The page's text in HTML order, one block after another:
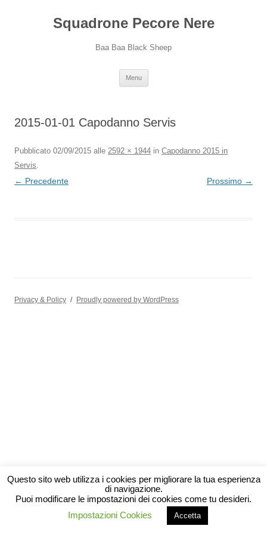
Squadrone Pecore Nere
Baa Baa Black Sheep
Menu
2015-01-01 Capodanno Servis
Pubblicato 02/09/2015 alle 2592 × 1944 in Capodanno 2015 in
Servis.
← Precedente Prossimo →
Privacy & Policy Proudly powered by WordPress
Questo sito web utilizza i cookies per migliorare la tua esperienza
di navigazione.
Puoi modificare le impostazioni dei cookies come tu desideri.
Impostazioni Cookies
Accetta